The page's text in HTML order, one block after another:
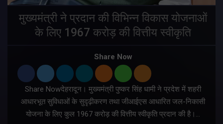
मुख्यमंत्री ने प्रदान की विभिन्न विकास योजनाओं
के लिए 1967 करोड़ की वित्तीय स्वीकृति
Share Now
Share Nowदेहरादून। मुख्यमंत्री पुष्कर सिंह धामी ने प्रदेश में शहरी
आधारभूत सुविधाओं के सुदृढ़ीकरण तथा जीआईएस आधारित जल-निकासी
योजना के लिए कुल 1967 करोड़ की वित्तीय स्वीकृति प्रदान की है।…